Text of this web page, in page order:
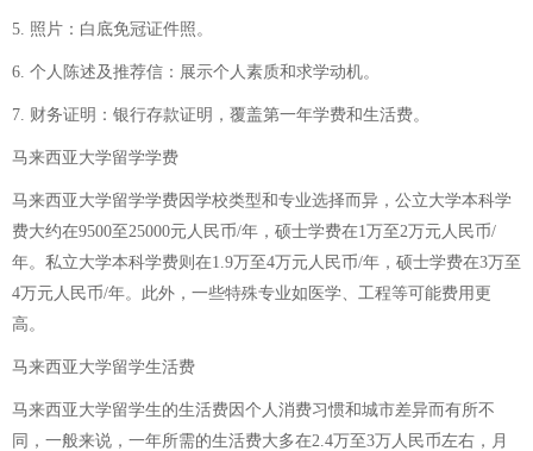
5. 照片：白底免冠证件照。
6. 个人陈述及推荐信：展示个人素质和求学动机。
7. 财务证明：银行存款证明，覆盖第一年学费和生活费。
马来西亚大学留学学费
马来西亚大学留学学费因学校类型和专业选择而异，公立大学本科学
费大约在9500至25000元人民币/年，硕士学费在1万至2万元人民币/
年。私立大学本科学费则在1.9万至4万元人民币/年，硕士学费在3万至
4万元人民币/年。此外，一些特殊专业如医学、工程等可能费用更
高。
马来西亚大学留学生活费
马来西亚大学留学生的生活费因个人消费习惯和城市差异而有所不
同，一般来说，一年所需的生活费大多在2.4万至3万人民币左右，月